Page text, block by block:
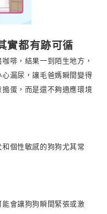
實都有跡可循
啡，結果一到陌生地方，
漏尿，讓毛爸媽瞬間變得
蛋，而是還不夠適應環境
個性敏感的狗狗尤其常
會讓狗狗瞬間緊張或激